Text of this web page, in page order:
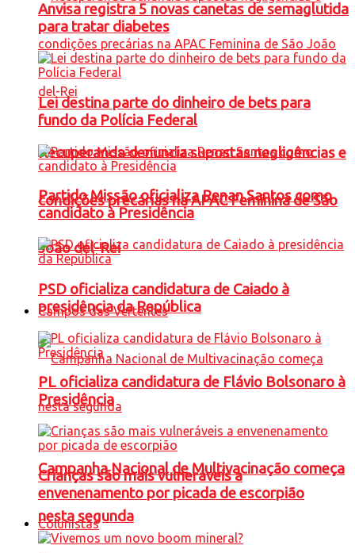
Recuperanda denuncia supostas negligências e
condições precárias na APAC Feminina de São
João del-Rei
Campos das Vertentes
Campanha Nacional de Multivacinação começa
nesta segunda
Anvisa registra 5 novas canetas de semaglutida
para tratar diabetes
Lei destina parte do dinheiro de bets para
fundo da Polícia Federal
Partido Missão oficializa Renan Santos como
candidato à Presidência
PSD oficializa candidatura de Caiado à
presidência da República
PL oficializa candidatura de Flávio Bolsonaro à
Presidência
Crianças são mais vulneráveis a
envenenamento por picada de escorpião
Colunistas